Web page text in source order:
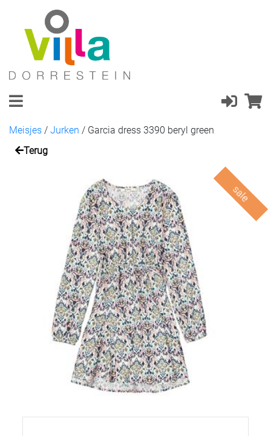
Meisjes / Jurken / Garcia dress 3390 beryl green
Terug
sale